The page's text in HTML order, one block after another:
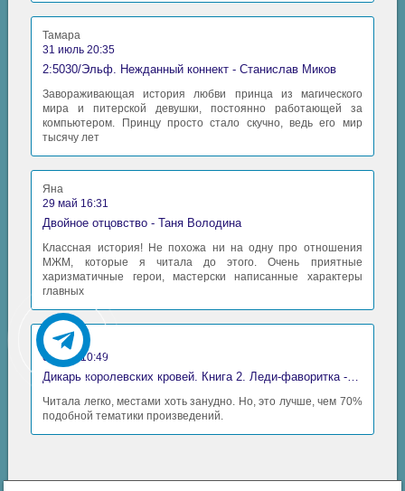
Тамара
31 июль 20:35
2:5030/Эльф. Нежданный коннект - Станислав Миков
Завораживающая история любви принца из магического
мира и питерской девушки, постоянно работающей за
компьютером. Принцу просто стало скучно, ведь его мир
тысячу лет
Яна
29 май 16:31
Двойное отцовство - Таня Володина
Классная история! Не похожа ни на одну про отношения
МЖМ, которые я читала до этого. Очень приятные
харизматичные герои, мастерски написанные характеры
главных
Аида
06 май 10:49
Дикарь королевских кровей. Книга 2. Леди-фаворитка - Анна Сергеевна Гаврилова
Читала легко, местами хоть занудно. Но, это лучше, чем 70%
подобной тематики произведений.